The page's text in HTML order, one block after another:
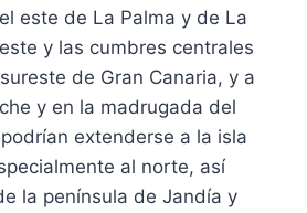
este de La Palma y de La
y las cumbres centrales
de Gran Canaria, y a
y en la madrugada del
extenderse a la isla
al norte, así
la península de Jandía y